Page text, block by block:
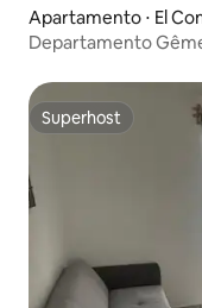
Apartamento ⋅ El
Departamento
Superhost
Superhost